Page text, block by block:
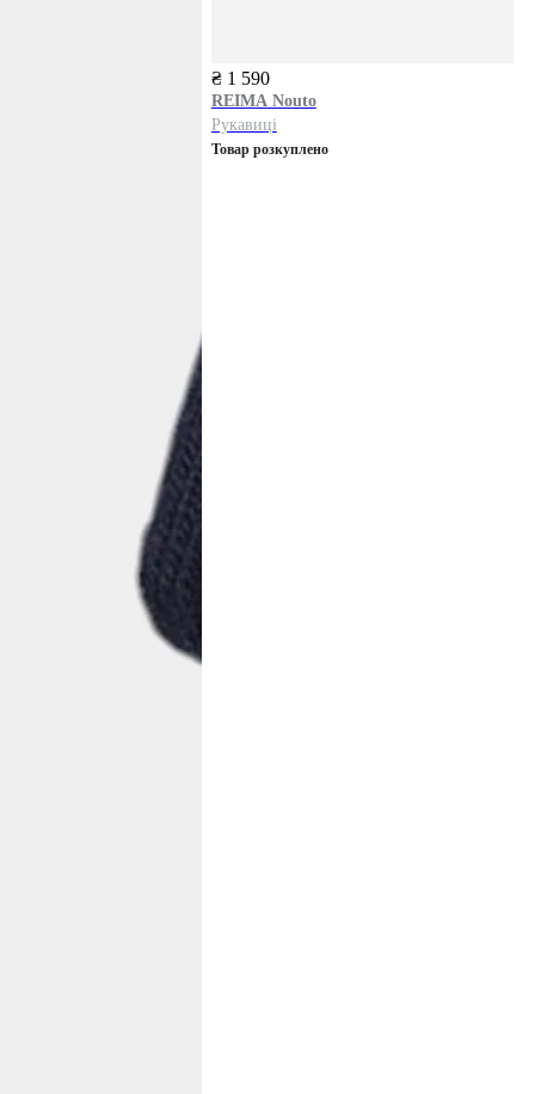
₴ 1 590
REIMA Nouto
Рукавиці
Товар розкуплено